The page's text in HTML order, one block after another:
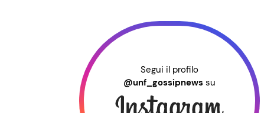
Segui il profilo
@unf_gossipnews su